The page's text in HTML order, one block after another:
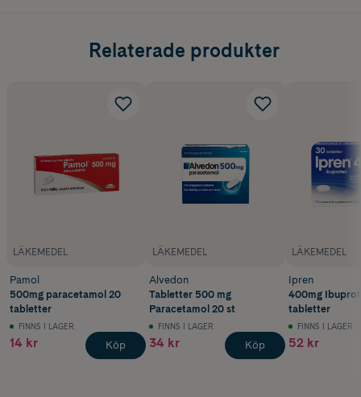
Relaterade produkter
LÄKEMEDEL
Pamol
500mg paracetamol 20
tabletter
FINNS I LAGER
14 kr Köp
LÄKEMEDEL
Alvedon
Tabletter 500 mg
Paracetamol 20 st
FINNS I LAGER
34 kr Köp
LÄKEMEDEL
Ipren
400mg
tabletter
FINNS I LAGER
52 kr